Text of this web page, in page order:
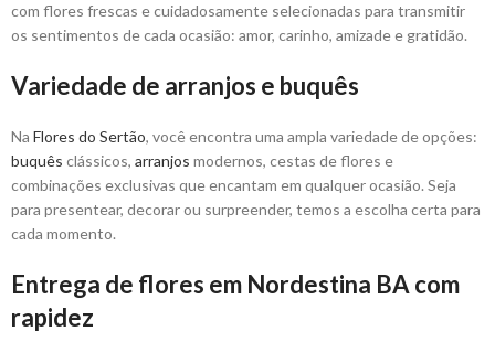
com flores frescas e cuidadosamente selecionadas para transmitir
os sentimentos de cada ocasião: amor, carinho, amizade e gratidão.
Variedade de arranjos e buquês
Na Flores do Sertão, você encontra uma ampla variedade de opções:
buquês clássicos, arranjos modernos, cestas de flores e
combinações exclusivas que encantam em qualquer ocasião. Seja
para presentear, decorar ou surpreender, temos a escolha certa para
cada momento.
Entrega de flores em Nordestina BA com
rapidez